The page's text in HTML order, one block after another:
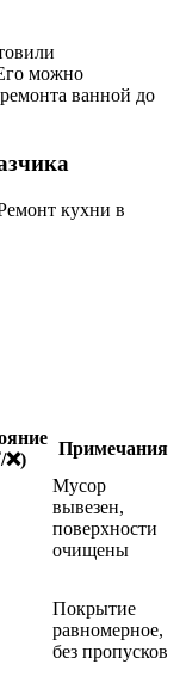
можно
ванной до
кухни в
❌)
Примечания
Мусор
вывезен,
поверхности
очищены
Покрытие
равномерное,
без пропусков